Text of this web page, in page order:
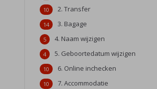
2. Transfer
10
3. Bagage
14
4. Naam wijzigen
5
5. Geboortedatum wijzigen
4
6. Online inchecken
10
7. Accommodatie
10